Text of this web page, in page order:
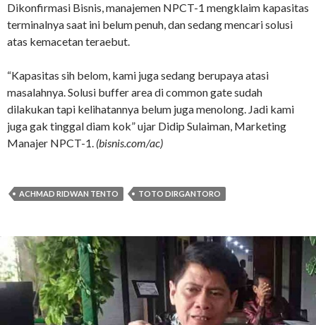
Dikonfirmasi Bisnis, manajemen NPCT-1 mengklaim kapasitas
terminalnya saat ini belum penuh, dan sedang mencari solusi
atas kemacetan teraebut.
“Kapasitas sih belom, kami juga sedang berupaya atasi
masalahnya. Solusi buffer area di common gate sudah
dilakukan tapi kelihatannya belum juga menolong. Jadi kami
juga gak tinggal diam kok” ujar Didip Sulaiman, Marketing
Manajer NPCT-1. (bisnis.com/ac)
ACHMAD RIDWAN TENTO TOTO DIRGANTORO